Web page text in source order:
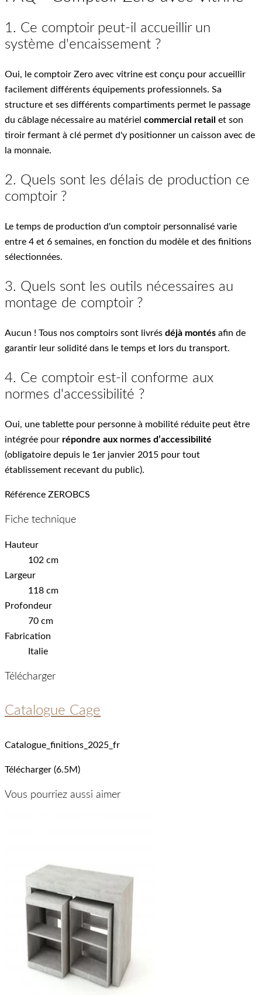
1. Ce comptoir peut-il accueillir un
système d'encaissement ?
Oui, le comptoir Zero avec vitrine est conçu pour accueillir
facilement différents équipements professionnels. Sa
structure et ses différents compartiments permet le passage
du câblage nécessaire au matériel commercial retail et son
tiroir fermant à clé permet d'y positionner un caisson avec de
la monnaie.
2. Quels sont les délais de production ce
comptoir ?
Le temps de production d'un comptoir personnalisé varie
entre 4 et 6 semaines, en fonction du modèle et des finitions
sélectionnées.
3. Quels sont les outils nécessaires au
montage de comptoir ?
Aucun ! Tous nos comptoirs sont livrés déjà montés afin de
garantir leur solidité dans le temps et lors du transport.
4. Ce comptoir est-il conforme aux
normes d'accessibilité ?
Oui, une tablette pour personne à mobilité réduite peut être
intégrée pour répondre aux normes d’accessibilité
(obligatoire depuis le 1er janvier 2015 pour tout
établissement recevant du public).
Référence ZEROBCS
Fiche technique
Hauteur
102 cm
Largeur
118 cm
Profondeur
70 cm
Fabrication
Italie
Télécharger
Catalogue Cage
Catalogue_finitions_2025_fr
Télécharger (6.5M)
Vous pourriez aussi aimer